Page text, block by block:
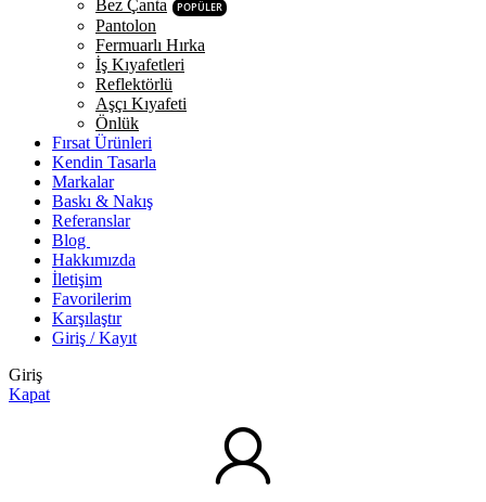
Bez Çanta
POPÜLER
Pantolon
Fermuarlı Hırka
İş Kıyafetleri
Reflektörlü
Aşçı Kıyafeti
Önlük
Fırsat Ürünleri
Kendin Tasarla
Markalar
Baskı & Nakış
Referanslar
Blog
Hakkımızda
İletişim
Favorilerim
Karşılaştır
Giriş / Kayıt
Giriş
Kapat